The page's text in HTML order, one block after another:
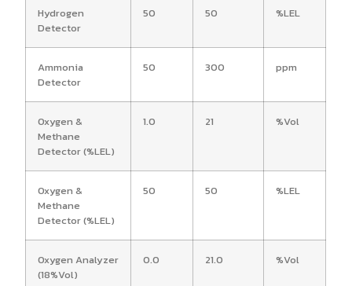
Hydrogen
Detector
50 50 %LEL
Ammonia
Detector
50 300 ppm
Oxygen &
Methane
Detector (%LEL)
1.0 21 %Vol
Oxygen &
Methane
Detector (%LEL)
50 50 %LEL
Oxygen Analyzer
(18%Vol)
0.0 21.0 %Vol